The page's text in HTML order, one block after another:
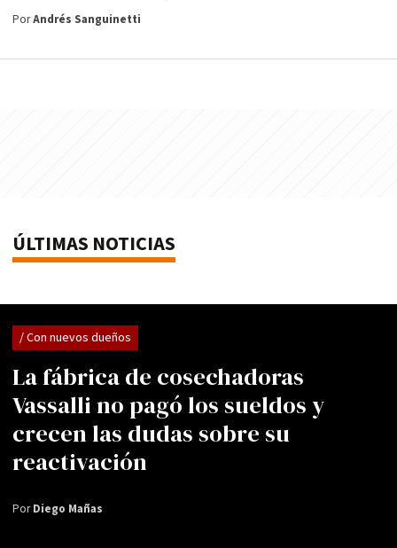
PorAndrés Sanguinetti
ÚLTIMAS NOTICIAS
La fábrica de cosechadoras
Vassalli no pagó los sueldos y
crecen las dudas sobre su
reactivación
/ Con nuevos dueños
PorDiego Mañas